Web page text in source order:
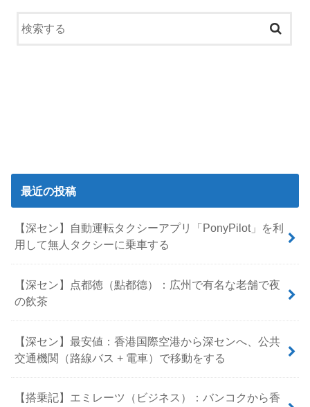
最近の投稿
【深セン】自動運転タクシーアプリ「PonyPilot」を利
用して無人タクシーに乗車する
【深セン】点都徳（點都德）：広州で有名な老舗で夜
の飲茶
【深セン】最安値：香港国際空港から深センへ、公共
交通機関（路線バス + 電車）で移動をする
【搭乗記】エミレーツ（ビジネス）：バンコクから香